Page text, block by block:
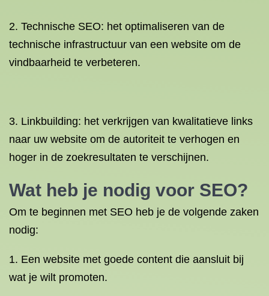
2. Technische SEO: het optimaliseren van de
technische infrastructuur van een website om de
vindbaarheid te verbeteren.
3. Linkbuilding: het verkrijgen van kwalitatieve links
naar uw website om de autoriteit te verhogen en
hoger in de zoekresultaten te verschijnen.
Wat heb je nodig voor SEO?
Om te beginnen met SEO heb je de volgende zaken
nodig:
1. Een website met goede content die aansluit bij
wat je wilt promoten.